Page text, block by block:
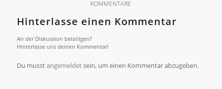
KOMMENTARE
Hinterlasse einen Kommentar
An der Diskussion beteiligen?
Hinterlasse uns deinen Kommentar!
Du musstangemeldetsein, um einen Kommentar abzugeben.